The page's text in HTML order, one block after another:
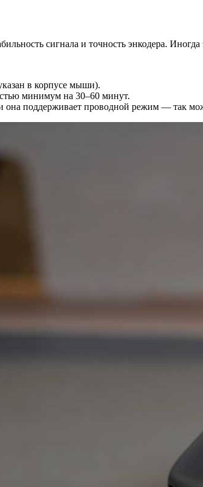
сигнала и точность энкодера.
в корпусе мыши).
минимум на 30–60 минут.
поддерживает проводной режим — так